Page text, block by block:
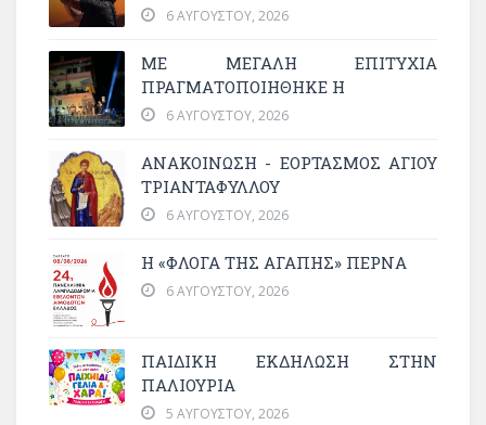
6 ΑΥΓΟΎΣΤΟΥ, 2026
ΜΕ ΜΕΓΆΛΗ ΕΠΙΤΥΧΊΑ
ΠΡΑΓΜΑΤΟΠΟΙΉΘΗΚΕ Η
6 ΑΥΓΟΎΣΤΟΥ, 2026
ΑΝΑΚΟΙΝΩΣΗ - ΕΟΡΤΑΣΜΟΣ ΑΓΙΟΥ
ΤΡΙΑΝΤΑΦΥΛΛΟΥ
6 ΑΥΓΟΎΣΤΟΥ, 2026
Η «ΦΛΌΓΑ ΤΗΣ ΑΓΆΠΗΣ» ΠΕΡΝΆ
6 ΑΥΓΟΎΣΤΟΥ, 2026
ΠΑΙΔΙΚΗ ΕΚΔΗΛΩΣΗ ΣΤΗΝ
ΠΑΛΙΟΥΡΙΑ
5 ΑΥΓΟΎΣΤΟΥ, 2026